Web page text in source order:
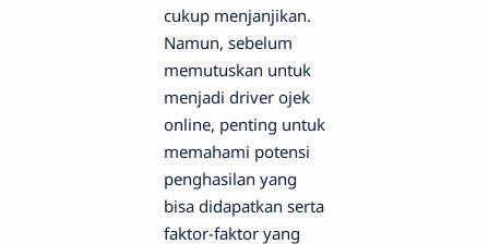
cukup menjanjikan.
Namun, sebelum
memutuskan untuk
menjadi driver ojek
online, penting untuk
memahami potensi
penghasilan yang
bisa didapatkan serta
faktor-faktor yang